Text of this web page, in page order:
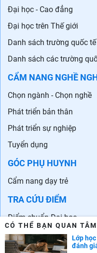
Đại học - Cao đẳng
Đại học trên Thế giới
Danh sách trường quốc
Danh sách các trường
CẨM NANG NGHỀ
Chọn ngành - Chọn nghề
Phát triển bản thân
Phát triển sự nghiệp
Tuyển dụng
GÓC PHỤ HUYNH
Cẩm nang dạy trẻ
TRA CỨU ĐIỂM
Điểm chuẩn Đại học
Điểm thi THPT
Điểm chuẩn lớp 10
CÓ THỂ BẠN QUAN TÂM
Lớp
đánh